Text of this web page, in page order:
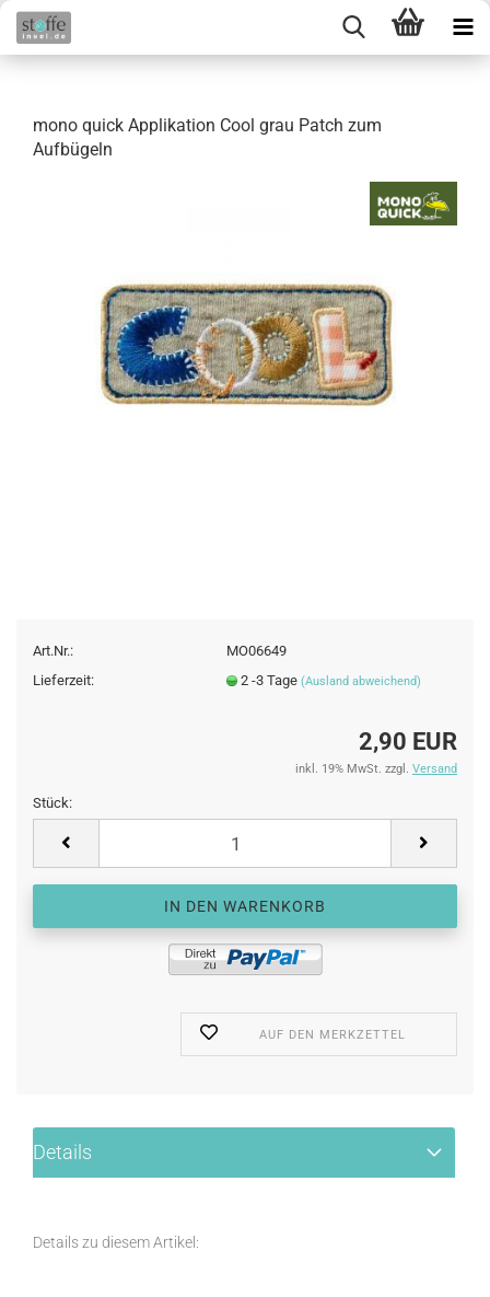
mono quick Applikation Cool grau Patch zum
Aufbügeln
Art.Nr.:
MO06649
Lieferzeit:
2 -3 Tage (Ausland abweichend)
2,90 EUR
inkl. 19% MwSt. zzgl. Versand
Stück:
AUF DEN MERKZETTEL
Details
Details zu diesem Artikel: